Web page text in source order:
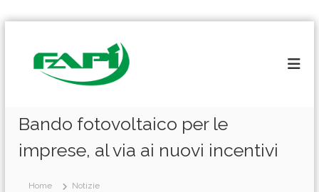
Bando fotovoltaico per le
imprese, al via ai nuovi incentivi
Home
Notizie